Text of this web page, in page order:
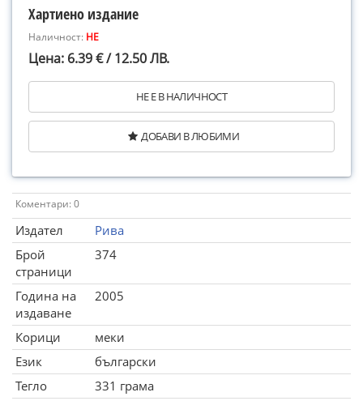
Хартиено издание
Наличност: НЕ
Цена: 6.39 € / 12.50 ЛВ.
НЕ Е В НАЛИЧНОСТ
ДОБАВИ В ЛЮБИМИ
Коментари: 0
Издател
Рива
Брой
страници
374
Година на
издаване
2005
Корици
меки
Език
български
Тегло
331 грама